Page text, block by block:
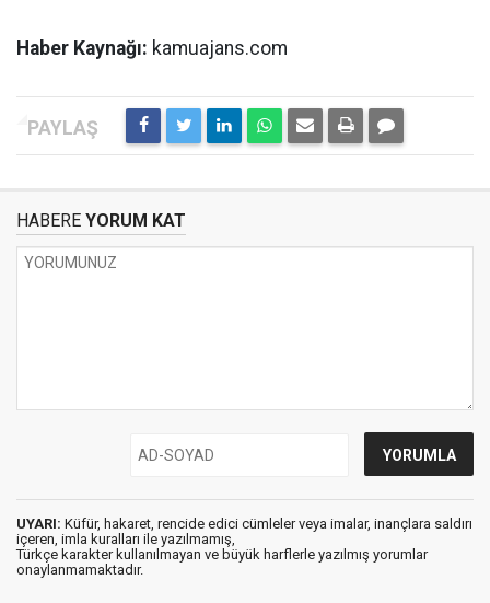
Haber Kaynağı: kamuajans.com
HABERE YORUM KAT
UYARI: Küfür, hakaret, rencide edici cümleler veya imalar, inançlara saldırı
içeren, imla kuralları ile yazılmamış,
Türkçe karakter kullanılmayan ve büyük harflerle yazılmış yorumlar
onaylanmamaktadır.